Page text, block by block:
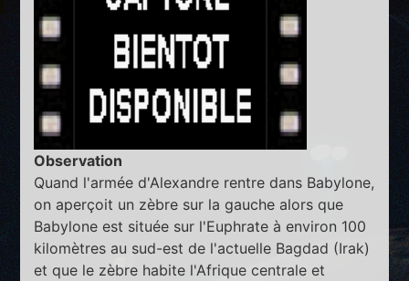
Observation
Quand l'armée d'Alexandre rentre dans Babylone,
on aperçoit un zèbre sur la gauche alors que
Babylone est située sur l'Euphrate à environ 100
kilomètres au sud-est de l'actuelle Bagdad (Irak)
et que le zèbre habite l'Afrique centrale et